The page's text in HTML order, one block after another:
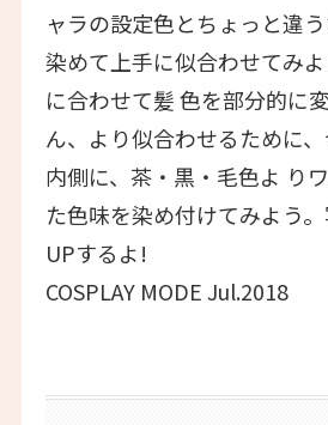
ャラの設定色とちょっと違
染めて上手に似合わせてみ
に合わせて髪 色を部分的に
ん、より似合わせるために、
内側に、茶・黒・毛色よ り
た色味を染め付けてみよう
UPするよ!
COSPLAY MODE Jul.2018